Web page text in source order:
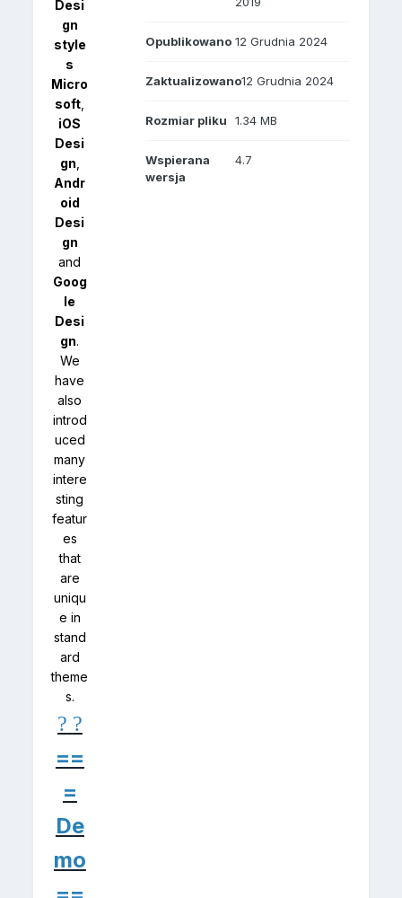
Desi
gn
style
s
Micro
soft
iOS
Desi
gn
Andr
oid
Desi
gn
and
Goog
le
Desi
gn.
We
have
also
introd
uced
many
intere
sting
featur
es
that
are
uniqu
e in
stand
ard
theme
s.
? ?
==
=
De
mo
Opublikowano 12 Grudnia 2024
Zaktualizowano12 Grudnia 2024
Rozmiar pliku 1.34 MB
Wspierana
wersja
4.7